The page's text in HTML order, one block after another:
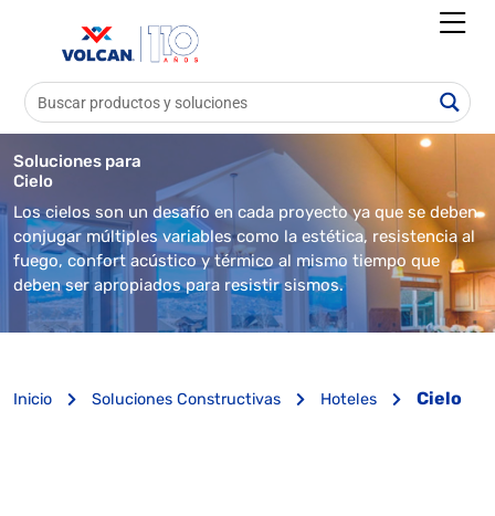
Soluciones para
Cielo
Los cielos son un desafío en cada proyecto ya que se deben
conjugar múltiples variables como la estética, resistencia al
fuego, confort acústico y térmico al mismo tiempo que
deben ser apropiados para resistir sismos.
Inicio Soluciones Constructivas Hoteles Cielo